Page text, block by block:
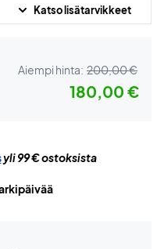
Katso lisätarvikkeet
Aiempi hinta: 200,00 €
180,00 €
yli 99 € ostoksista